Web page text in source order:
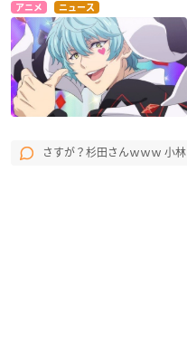
アニメ ニュース
さすが？杉田さんｗｗｗ 小